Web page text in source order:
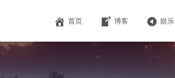
首页 博客 娱乐